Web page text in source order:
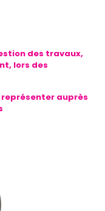
des travaux,
lors des
représenter auprès